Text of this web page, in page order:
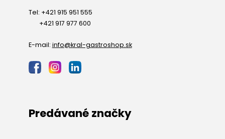
Tel: +421 915 951 555
+421 917 977 600
E-mail: info@kral-gastroshop.sk
Predávané značky